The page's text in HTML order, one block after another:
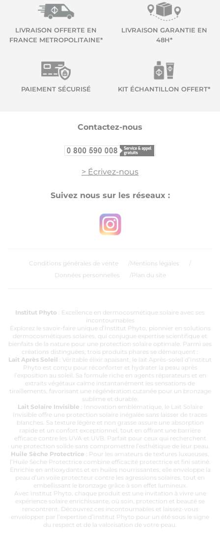
LIVRAISON OFFERTE EN
FRANCE METROPOLITAINE*
LIVRAISON GARANTIE EN
48H*
PAIEMENT SÉCURISÉ KIT ÉCHANTILLON OFFERT*
Contactez-nous
> Écrivez-nous
Suivez nous sur les réseaux :
Conditions générales de vente
Mentions légales
Données personnelles
Plan du site
Institut Phyto : Excellence en dermocosmétique solaire avec ses
incontournables
Explorez le savoir-faire unique d’Institut Phyto, pionnier en solutions
dermocosmétiques solaires, qui conjugue expertise scientifique et
bienfaits de la nature pour une protection solaire optimale. Parmi ses
créations distinguées, trois produits phares se démarquent :
Lait Après Soleil : Véritable élixir apaisant, le lait Après-soleil d’Institut
Phyto est conçu pour réconforter et hydrater la peau après
l’exposition au soleil. Sa formule riche en agents réparateurs et en
extraits végétaux calme instantanément les sensations de
tiraillements, favorisant une régénération cutanée pour un bronzage
sublime et durable.
Lait Solaire Invisible : Innovation emblématique, le Lait Solaire
Invisible offre une protection solaire inégalée sans laisser de traces
blanches. Sa texture légère et non grasse assure une absorption
rapide et un confort exceptionnel, tout en offrant une barrière
efficace contre les UVA et UVB. Parfait pour ceux qui recherchent
une protection solide sans compromettre l’esthétique de leur peau.
Huile Sèche Protectrice : Pour les amateurs de textures luxueuses,
l’Huile Sèche Protectrice combine efficacité protectrice et fini satiné.
Enrichie en antioxydants et en huiles nourrissantes, elle enveloppe la
peau d’un voile protecteur contre les agressions solaires, tout en
embellissant le bronzage grâce à son effet lumineux.
Avec Institut Phyto, chaque produit est une invitation à vivre une
expérience solaire enrichissante, où soin, protection et beauté se
rencontrent. Découvrez ces incontournables et laissez-vous
envelopper par l’expertise d’Institut Phyto pour un été sous le signe
du respect et de la valorisation de votre peau.